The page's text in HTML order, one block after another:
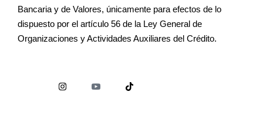
Bancaria y de Valores, únicamente para efectos de lo
dispuesto por el artículo 56 de la Ley General de
Organizaciones y Actividades Auxiliares del Crédito.